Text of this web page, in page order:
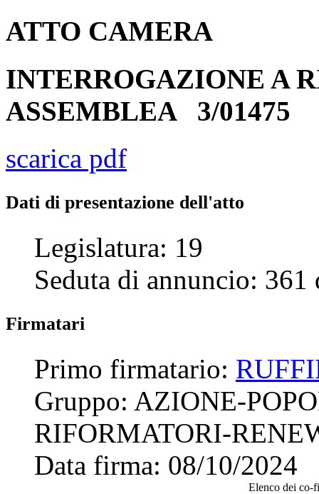
ATTO CAMERA
INTERROGAZIONE A
ASSEMBLEA 3/01475
scarica pdf
Dati di presentazione dell'atto
Legislatura: 19
Seduta di annuncio: 361
Firmatari
Primo firmatario:
Gruppo: AZIONE-
RIFORMATORI-
Data firma: 08/10/2024
Elenco dei co-